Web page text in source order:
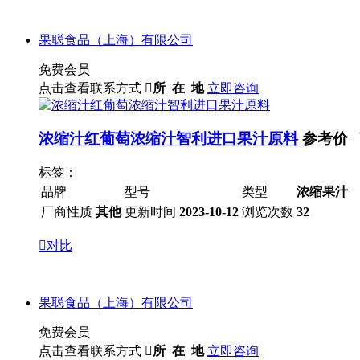
果聪食品（上海）有限公司
免费会员
点击查看联系方式 所 在 地 立即咨询
浓缩汁红葡萄浓缩汁智利进口果汁原料 参考价
标签：
品牌
型号 类型
浓缩果汁
厂商性质 其他 更新时间 2023-10-12 浏览次数 32
对比
果聪食品（上海）有限公司
免费会员
点击查看联系方式 所 在 地 立即咨询